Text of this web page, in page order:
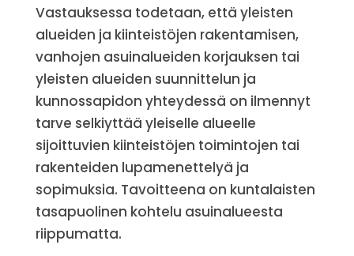
Vastauksessa todetaan, että yleisten
alueiden ja kiinteistöjen rakentamisen,
vanhojen asuinalueiden korjauksen tai
yleisten alueiden suunnittelun ja
kunnossapidon yhteydessä on ilmennyt
tarve selkiyttää yleiselle alueelle
sijoittuvien kiinteistöjen toimintojen tai
rakenteiden lupamenettelyä ja
sopimuksia. Tavoitteena on kuntalaisten
tasapuolinen kohtelu asuinalueesta
riippumatta.